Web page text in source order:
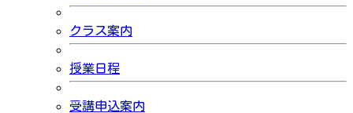
クラス案内
授業日程
受講申込案内